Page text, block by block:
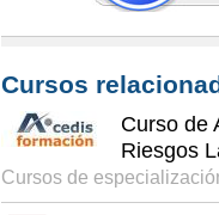
Cursos
Curso de
Riesgos
Cursos de